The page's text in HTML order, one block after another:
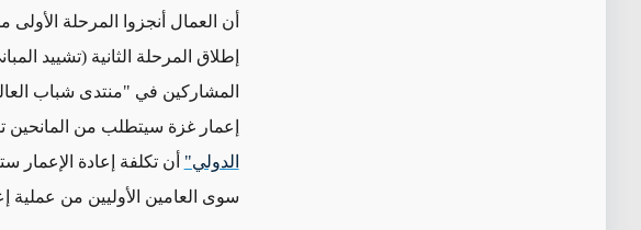
أن العمال أنجزوا المرحلة الأولى
إطلاق المرحلة الثانية(تشييد
المشاركين في "منتدى شباب
إعمار غزة سيتطلب من المانحين تقديم أكثر من 500
الدولي"
سوى العامين الأوليين من عملية